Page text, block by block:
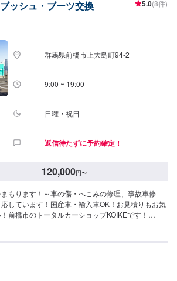
ッシュ・ブーツ交換 5.0(8件)
群馬県前橋市上大島町94-2
9:00 ~ 19:00
日曜・祝日
返信待たずに予約確定！
120,000円〜
もります！～車の傷・へこみの修理、事故車修
しています！国産車・輸入車OK！お見積りもお気
前橋市のトータルカーショップKOIKEです！
レーム)修正作業することができる3Dジグ修正機
ており、全ての復元作業に妥協しない高い技術力
高い修理をご提供します。国産車はもちろん、輸